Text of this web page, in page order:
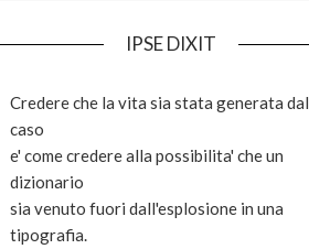
IPSE DIXIT
Credere che la vita sia stata generata dal
caso
e' come credere alla possibilita' che un
dizionario
sia venuto fuori dall'esplosione in una
tipografia.